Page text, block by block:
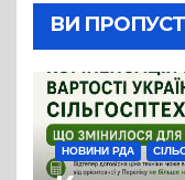
ВИ
НОВИНИ РДА